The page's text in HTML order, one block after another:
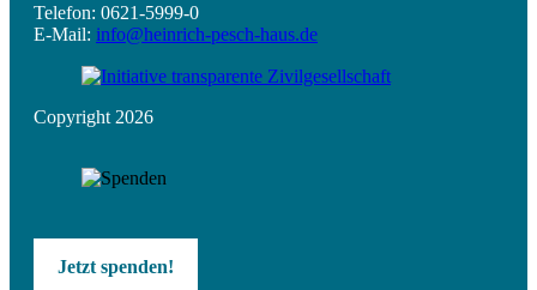
Telefon: 0621-5999-0
E-Mail: info@heinrich-pesch-haus.de
Copyright 2026
Jetzt spenden!